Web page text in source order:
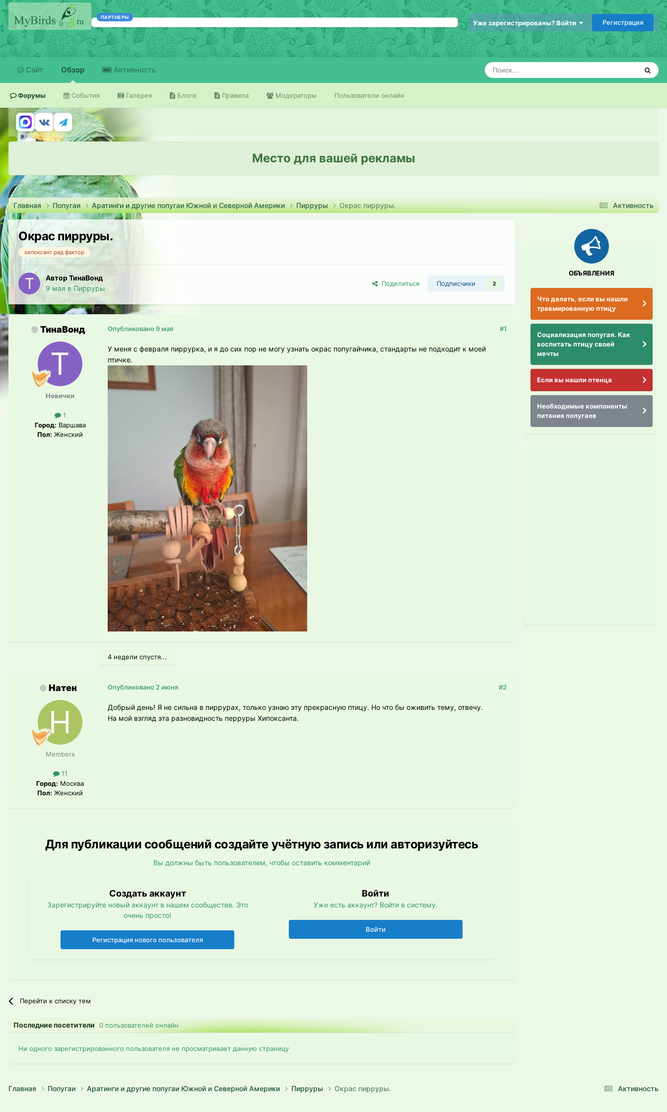
ПАРТНЕРЫ
Уже зарегистрированы? Войти Регистрация
Сайт Обзор
Форумы События Галерея Блоги Правила Модераторы Пользователи онлайн
Активность
Место для вашей рекламы
Активность
Главная Попугаи Аратинги и другие попугаи Южной и Северной Америки Пирруры Окрас пирруры.
Окрас пирруры.
хипоксант ред фактор
Автор ТинаВонд
9 мая в Пирруры
Поделиться Подписчики 2
ТинаВонд
Новички
1
Город: Варшава
Пол: Женский
#1
Опубликовано9 мая
У меня с февраля пиррурка, и я до сих пор не могу узнать окрас попугайчика, стандарты не подходит к моей
птичке.
4 недели спустя...
Натен
Members
11
Город: Москва
Пол: Женский
#2
Опубликовано 2 июня
Добрый день! Я не сильна в пиррурах, только узнаю эту прекрасную птицу. Но что бы оживить тему, отвечу.
На мой взгляд эта разновидность перруры Хипоксанта.
Для публикации сообщений создайте учётную запись или авторизуйтесь
Вы должны быть пользователем, чтобы оставить комментарий
Создать аккаунт
Зарегистрируйте новый аккаунт в нашем сообществе. Это
очень просто!
Регистрация нового пользователя
Войти
Уже есть аккаунт? Войти в систему.
Войти
Перейти к списку тем
Последние посетители 0 пользователей онлайн
Ни одного зарегистрированного пользователя не просматривает данную страницу
ОБЪЯВЛЕНИЯ
Что делать, если вы нашли
травмированную птицу
Социализация попугая. Как
воспитать птицу своей
мечты
Если вы нашли птенца
Необходимые компоненты
питания попугаев
Активность
Главная Попугаи Аратинги и другие попугаи Южной и Северной Америки Пирруры Окрас пирруры.